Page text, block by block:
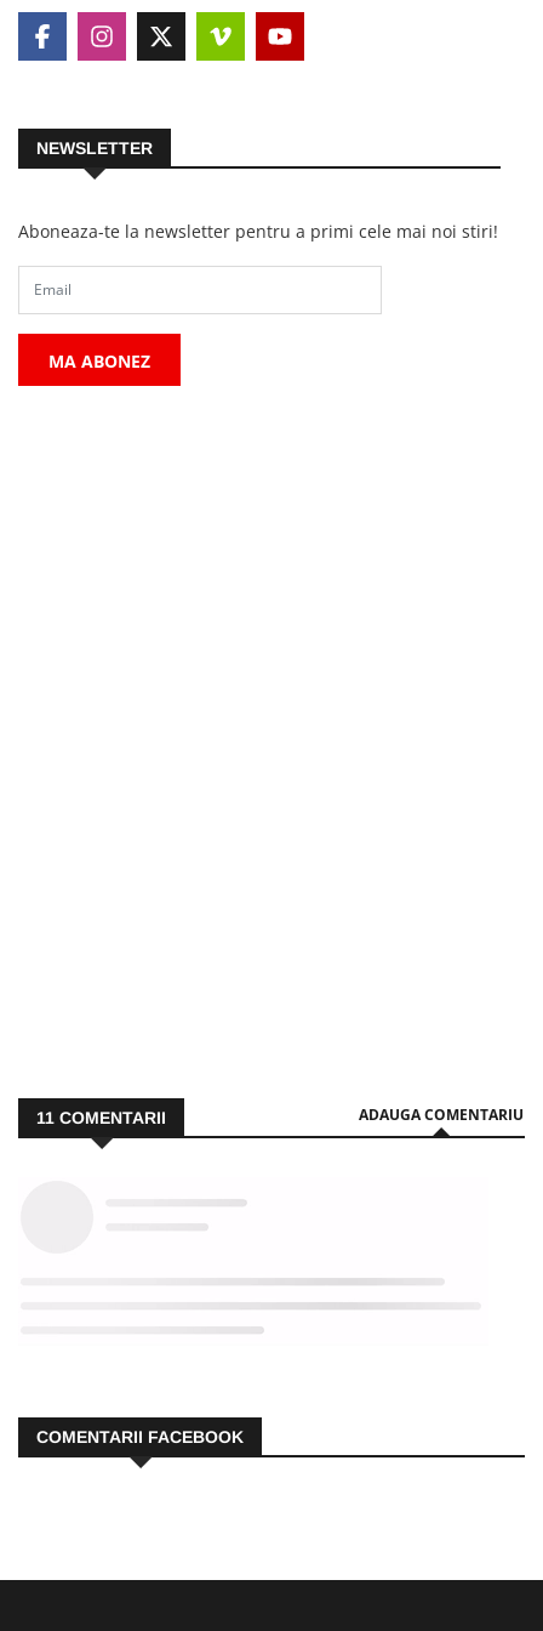
NEWSLETTER
Aboneaza-te la newsletter pentru a primi cele mai noi stiri!
MA ABONEZ
11 COMENTARII ADAUGA COMENTARIU
COMENTARII FACEBOOK